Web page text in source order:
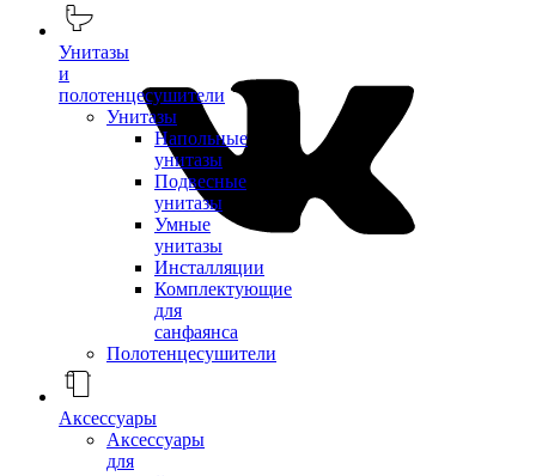
Унитазы
и
полотенцесушители
Унитазы
Напольные
унитазы
Подвесные
унитазы
Умные
унитазы
Инсталляции
Комплектующие
для
санфаянса
Полотенцесушители
Аксессуары
Аксессуары
для